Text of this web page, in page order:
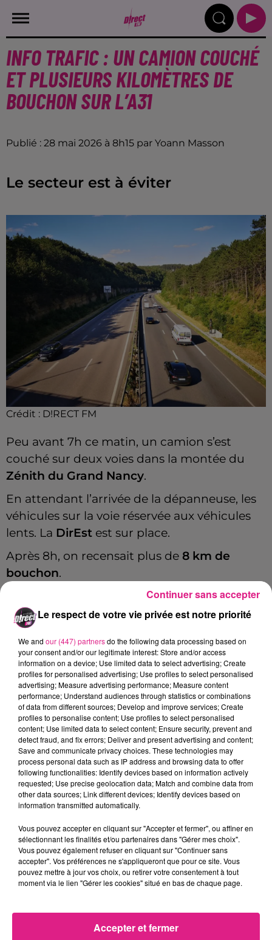
INFO TRAFIC : UN CAMION COUCHÉ
ET PLUSIEURS KILOMÈTRES DE
BOUCHON SUR L’A31
Publié : 28 mai 2026 à 8h15 par Yoann Masson
Le secteur est à éviter
Crédit : D!RECT FM
Peu avant 7h ce matin, un camion s’est
couché sur deux voies dans la montée du
Zénith du Grand Nancy.
En attendant l’arrivée de la dépanneuse, les
véhicules sur la voie réservée aux véhicules
lents. La DirEst est sur place.
Après 8h, on recensait plus de 8 km de
bouchon.
Merci à Marie, Séverine, Alain et Audrey pour
leurs messages.
Cet élément est masqué compte-tenu du refus
du dépôt de cookies que vous avez exprimé. Si
vous souhaitez l'afficher, merci de nous donner
votre accord en cliquant sur le bouton ci-
dessous.
Afficher l'élément
FIL ACTUS
9h19
6 août 2026
Metz : une distribution de lunette gratuite pour voir l’éclipse
5 août 2026
Casting de Woof : l'Euro-Métropole de Metz part à la recherche de...
Officiel : le lac de Madine reporte son feu d’artifice
Le respect de votre vie privée est notre priorité
We and our (447) partnersdo the following data processing based on
your consent and/or our legitimate interest: Store and/or access
information on a device; Use limited data to select advertising; Create
profiles for personalised advertising; Use profiles to select personalised
advertising; Measure advertising performance; Measure content
performance; Understand audiences through statistics or combinations
of data from different sources; Develop and improve services; Create
profiles to personalise content; Use profiles to select personalised
content; Use limited data to select content; Ensure security, prevent and
detect fraud, and fix errors; Deliver and present advertising and content;
Save and communicate privacy choices. These technologies may
process personal data such as IP address and browsing data to offer
following functionalities: Identify devices based on information actively
requested; Use precise geolocation data; Match and combine data from
other data sources; Link different devices; Identify devices based on
information transmitted automatically.
Vous pouvez accepter en cliquant sur "Accepter et fermer", ou affiner en
sélectionnant les finalités et/ou partenaires dans "Gérer mes choix".
Vous pouvez également refuser en cliquant sur "Continuer sans
accepter". Vos préférences ne s'appliqueront que pour ce site. Vous
pouvez mettre à jour vos choix, ou retirer votre consentement à tout
moment via le lien "Gérer les cookies" situé en bas de chaque page.
Accepter et fermer
Continuer sans accepter